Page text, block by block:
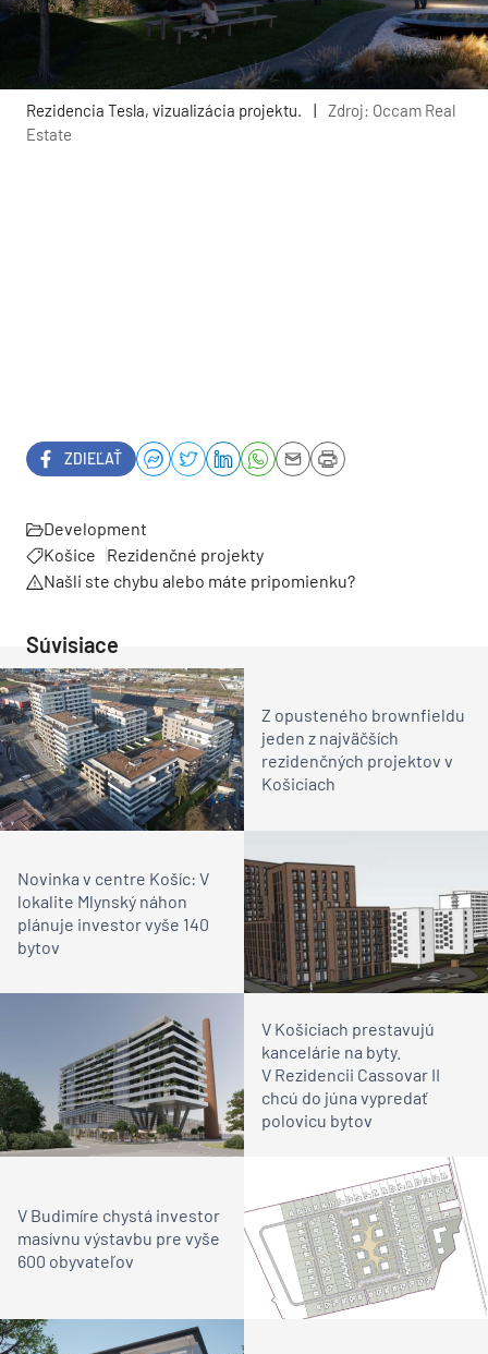
Rezidencia Tesla, vizualizácia projektu. |
Zdroj: Occam Real
Estate
ZDIEĽAŤ
Development
Košice
Rezidenčné projekty
Našli ste chybu alebo máte pripomienku?
Súvisiace
Z opusteného brownfieldu
jeden z najväčších
rezidenčných projektov v
Košiciach
Novinka v centre Košíc: V
lokalite Mlynský náhon
plánuje investor vyše 140
bytov
V Košiciach prestavujú
kancelárie na byty.
V Rezidencii Cassovar II
chcú do júna vypredať
polovicu bytov
V Budimíre chystá investor
masívnu výstavbu pre vyše
600 obyvateľov